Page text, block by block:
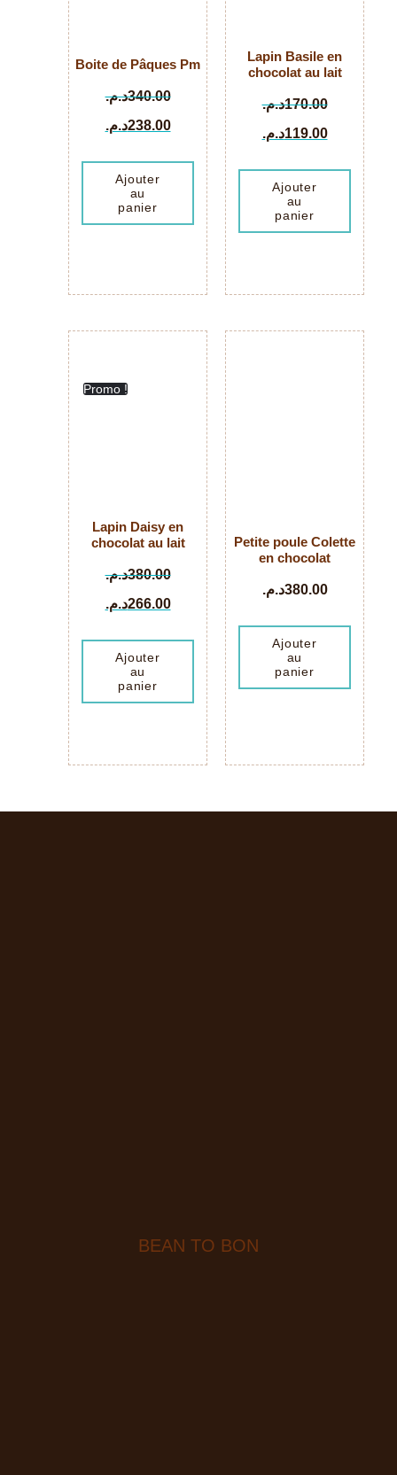
Boite de Pâques Pm
340.00د.م.
238.00د.م.
Ajouter
au
panier
Lapin Basile en
chocolat au lait
170.00د.م.
119.00د.م.
Ajouter
au
panier
Promo !
Lapin Daisy en
chocolat au lait
380.00د.م.
266.00د.م.
Ajouter
au
panier
Petite poule Colette
en chocolat
380.00د.م.
Ajouter
au
panier
BEAN TO BON